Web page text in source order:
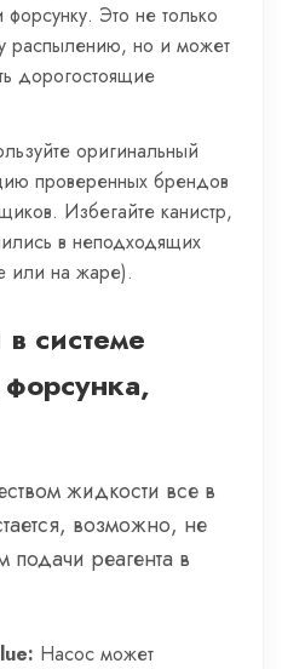
Это не только
распылению, но и может
дорогостоящие
оригинальный
проверенных брендов
Избегайте канистр,
в неподходящих
или на жаре).
системе
жидкости все в
возможно, не
подачи реагента в
Насос может